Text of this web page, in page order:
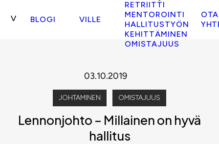
BLOGI VILLE
RETRIITTI
MENTOROINTI
HALLITUSTYÖN
KEHITTÄMINEN
OMISTAJUUS
OTA
03.10.2019
JOHTAMINEN OMISTAJUUS
Lennonjohto – Millainen on hyvä
hallitus